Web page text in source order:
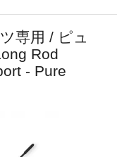
専用 / ピュ
Rod
- Pure